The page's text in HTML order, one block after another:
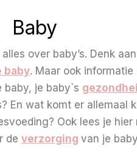
Baby
over baby’s. Denk
baby. Maar ook informatie
baby, je baby`s
En wat komt er allemaal
Ook lees je hier
de verzorging van je